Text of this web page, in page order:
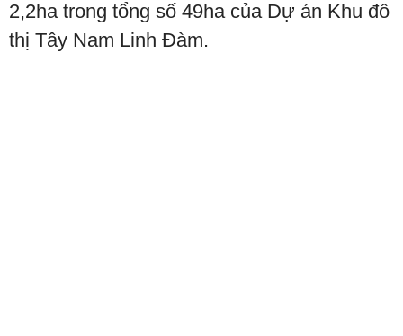
2,2ha trong tổng số 49ha của Dự án Khu đô
thị Tây Nam Linh Đàm.